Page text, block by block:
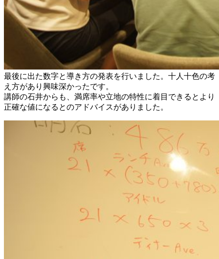
最後に出た数字と導き方の発表を行いました。十人十色の考
え方があり興味深かったです。
講師の石井からも、満席率や立地の特性に着目できるとより
正確な値になるとのアドバイスがありました。